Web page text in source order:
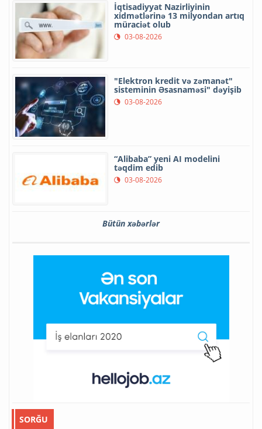
İqtisadiyyat Nazirliyinin
xidmətlərinə 13 milyondan artıq
müraciət olub
03-08-2026
"Elektron kredit və zəmanət"
sisteminin Əsasnaməsi" dəyişib
03-08-2026
“Alibaba” yeni AI modelini
təqdim edib
03-08-2026
Bütün xəbərlər
SORĞU